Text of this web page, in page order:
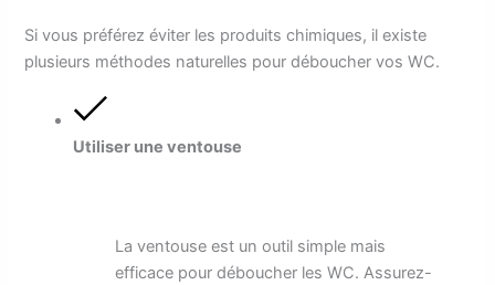
Si vous préférez éviter les produits chimiques, il existe
plusieurs méthodes naturelles pour déboucher vos WC.
Utiliser une ventouse
La ventouse est un outil simple mais
efficace pour déboucher les WC. Assurez-